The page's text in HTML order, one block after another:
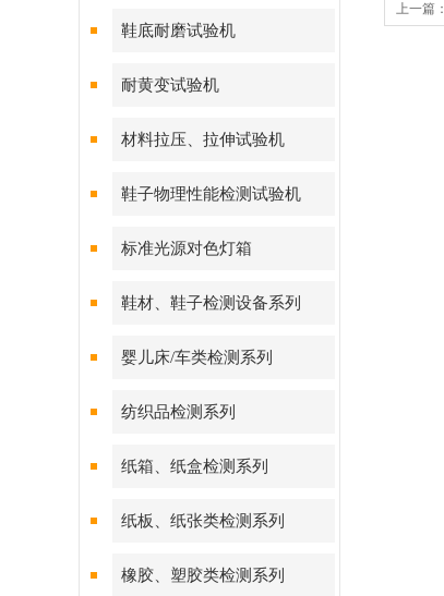
鞋底耐磨试验机
耐黄变试验机
材料拉压、拉伸试验机
鞋子物理性能检测试验机
标准光源对色灯箱
鞋材、鞋子检测设备系列
婴儿床/车类检测系列
纺织品检测系列
纸箱、纸盒检测系列
纸板、纸张类检测系列
橡胶、塑胶类检测系列
上一篇：